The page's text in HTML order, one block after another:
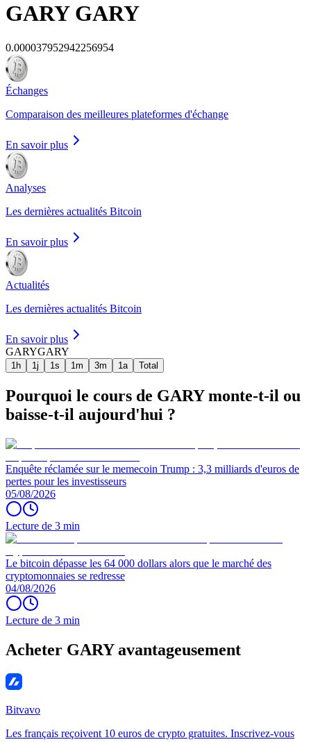
GARY GARY
0.000037952942256954
Échanges
Comparaison des meilleures plateformes d'échange
En savoir plus
Analyses
Les dernières actualités Bitcoin
En savoir plus
Actualités
Les dernières actualités Bitcoin
En savoir plus
GARYGARY
1h 1j 1s 1m 3m 1a Total
Pourquoi le cours de GARY monte-t-il ou
baisse-t-il aujourd'hui ?
Enquête réclamée sur le memecoin Trump : 3,3 milliards d'euros de
pertes pour les investisseurs
05/08/2026
Lecture de 3 min
Le bitcoin dépasse les 64 000 dollars alors que le marché des
cryptomonnaies se redresse
04/08/2026
Lecture de 3 min
Acheter GARY avantageusement
Bitvavo
Les français reçoivent 10 euros de crypto gratuites. Inscrivez-vous